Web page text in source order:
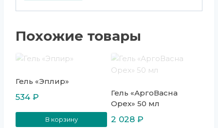
Похожие товары
Гель «Эплир»
534 ₽
В корзину
Гель «АргоВасна
Орех» 50 мл
2 028 ₽